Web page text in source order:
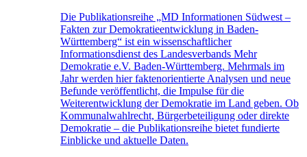
Die Publikationsreihe „MD Informationen Südwest –
Fakten zur Demokratieentwicklung in Baden-
Württemberg“ ist ein wissenschaftlicher
Informationsdienst des Landesverbands Mehr
Demokratie e.V. Baden-Württemberg. Mehrmals im
Jahr werden hier faktenorientierte Analysen und neue
Befunde veröffentlicht, die Impulse für die
Weiterentwicklung der Demokratie im Land geben. Ob
Kommunalwahlrecht, Bürgerbeteiligung oder direkte
Demokratie – die Publikationsreihe bietet fundierte
Einblicke und aktuelle Daten.